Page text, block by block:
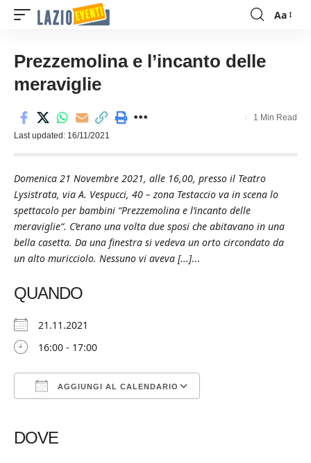
Font
Aa
Prezzemolina e l’incanto delle
meraviglie
Last updated: 16/11/2021
1 Min Read
Domenica 21 Novembre 2021, alle 16,00, presso il Teatro
Lysistrata, via A. Vespucci, 40 – zona Testaccio va in scena lo
spettacolo per bambini “Prezzemolina e l’incanto delle
meraviglie“. C’erano una volta due sposi che abitavano in una
bella casetta. Da una finestra si vedeva un orto circondato da
un alto muricciolo. Nessuno vi aveva [...]...
QUANDO
21.11.2021
16:00 - 17:00
AGGIUNGI AL CALENDARIO
DOVE